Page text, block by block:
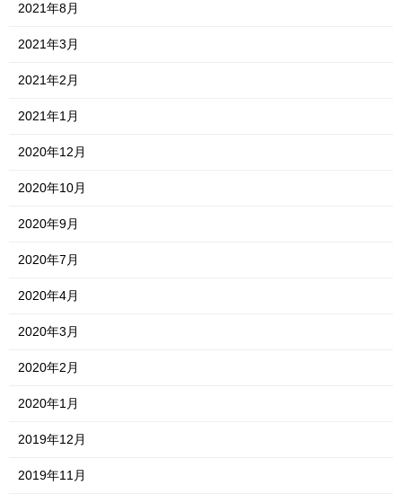
2021年8月
2021年3月
2021年2月
2021年1月
2020年12月
2020年10月
2020年9月
2020年7月
2020年4月
2020年3月
2020年2月
2020年1月
2019年12月
2019年11月